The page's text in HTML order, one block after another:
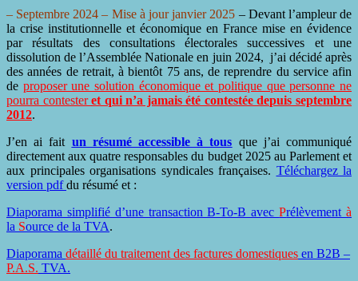
– Septembre 2024 – Mise à jour janvier 2025 – Devant l’ampleur de
la crise institutionnelle et économique en France mise en évidence
par résultats des consultations électorales successives et une
dissolution de l’Assemblée Nationale en juin 2024, j’ai décidé après
des années de retrait, à bientôt 75 ans, de reprendre du service afin
de proposer une solution économique et politique que personne ne
pourra contesteret qui n’a jamais été contestée depuis septembre
2012.
J’en ai fait un résumé accessible à tous que j’ai communiqué
directement aux quatre responsables du budget 2025 au Parlement et
aux principales organisations syndicales françaises. Téléchargez la
version pdfdu résumé et :
Diaporama simplifié d’une transaction B-To-B avecPrélèvementà
la Source de la TVA.
Diaporama détaillé du traitement des factures domestiques en B2B –
P.A.S. TVA.